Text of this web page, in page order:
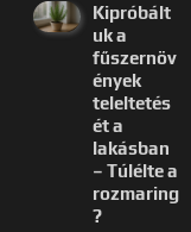
Kipróbált
uk a
fűszernöv
ények
teleltetés
ét a
lakásban
– Túlélte a
rozmaring
?